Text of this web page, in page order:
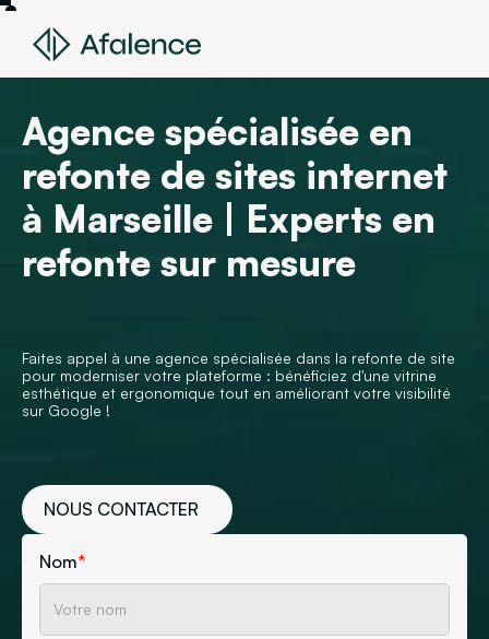
Agence spécialisée en
refonte de sites internet
à Marseille | Experts en
refonte sur mesure
Faites appel à une agence spécialisée dans la refonte de site
pour moderniser votre plateforme : bénéficiez d'une vitrine
esthétique et ergonomique tout en améliorant votre visibilité
sur Google !
NOUS CONTACTER
Nom*